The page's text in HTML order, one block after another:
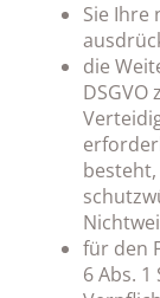
Sie Ihre
die
für den
6 Abs. 1